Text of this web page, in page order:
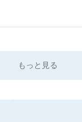
もっと見る